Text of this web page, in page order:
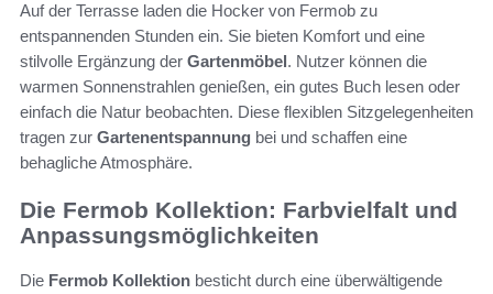
Auf der Terrasse laden die Hocker von Fermob zu
entspannenden Stunden ein. Sie bieten Komfort und eine
stilvolle Ergänzung der Gartenmöbel . Nutzer können die
warmen Sonnenstrahlen genießen, ein gutes Buch lesen oder
einfach die Natur beobachten. Diese flexiblen Sitzgelegenheiten
tragen zur Gartenentspannung bei und schaffen eine
behagliche Atmosphäre.
Die Fermob Kollektion: Farbvielfalt und
Anpassungsmöglichkeiten
Die Fermob Kollektion besticht durch eine überwältigende